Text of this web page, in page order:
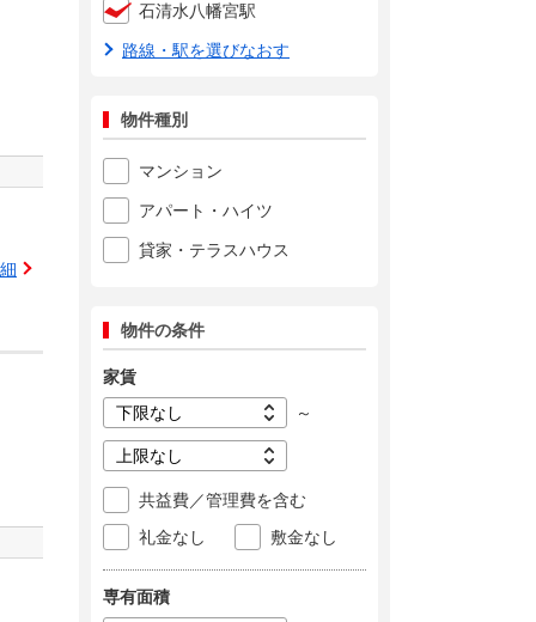
石清水八幡宮駅
路線・駅を選びなおす
物件種別
マンション
アパート・ハイツ
貸家・テラスハウス
物件の条件
家賃
～
共益費／管理費を含む
礼金なし
敷金なし
専有面積